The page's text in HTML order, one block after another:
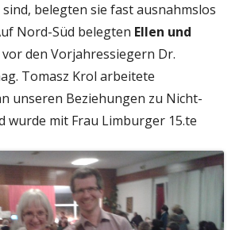
belegten sie fast ausnahmslos
Nord-Süd belegten Ellen und
vor den Vorjahressiegern Dr.
Tomasz Krol arbeitete
unseren Beziehungen zu Nicht-
wurde mit Frau Limburger 15.te